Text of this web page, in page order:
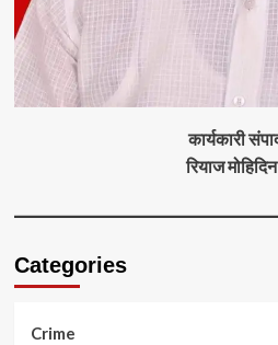
कार्यकारी
रियाज
Categories
Crime